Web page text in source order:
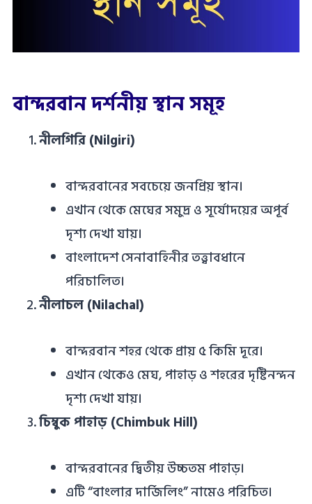
বান্দরবান দর্শনীয় স্থান সমূহ
নীলগিরি (Nilgiri)
বান্দরবানের সবচেয়ে জনপ্রিয় স্থান।
এখান থেকে মেঘের সমুদ্র ও সূর্যোদয়ের অপূর্ব
দৃশ্য দেখা যায়।
বাংলাদেশ সেনাবাহিনীর তত্ত্বাবধানে
পরিচালিত।
নীলাচল (Nilachal)
বান্দরবান শহর থেকে প্রায় ৫ কিমি দূরে।
এখান থেকেও মেঘ, পাহাড় ও শহরের দৃষ্টিনন্দন
দৃশ্য দেখা যায়।
চিম্বুক পাহাড় (Chimbuk Hill)
বান্দরবানের দ্বিতীয় উচ্চতম পাহাড়।
এটি “বাংলার দার্জিলিং” নামেও পরিচিত।